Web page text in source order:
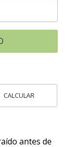
CALCULAR
antes de